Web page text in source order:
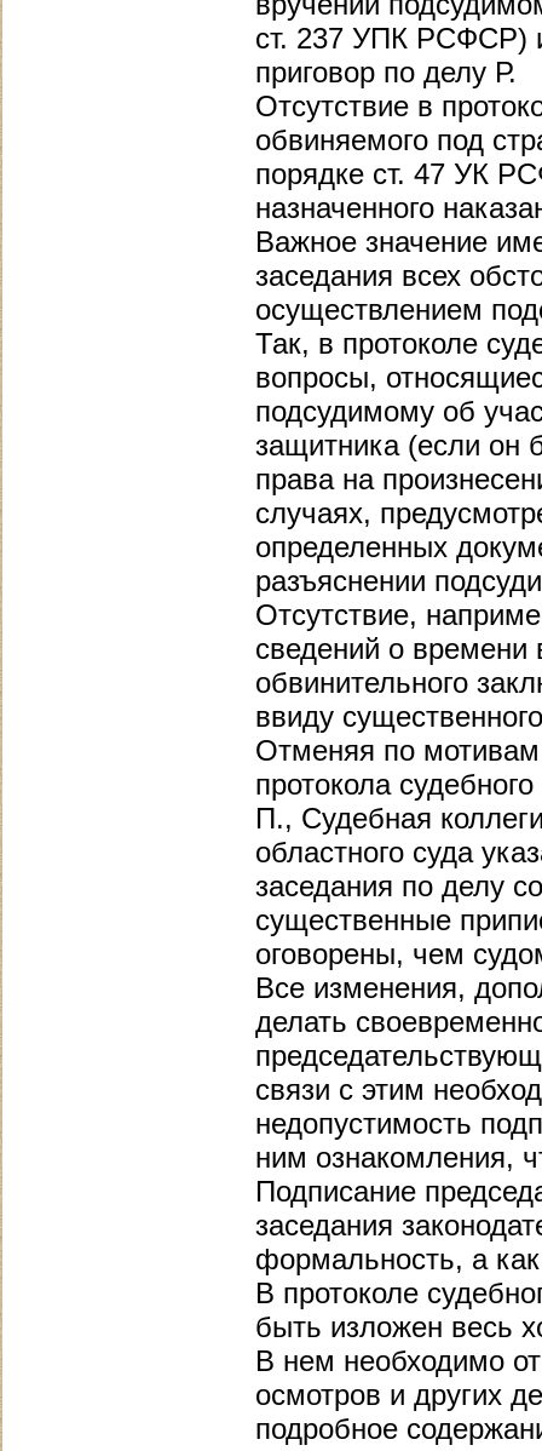
ст. 237 УПК РСФСР)
приговор по делу Р.
Отсутствие в
обвиняемого под
порядке ст. 47 УК
назначенного
Важное значение
заседания всех
осуществлением
Так, в протоколе
вопросы,
подсудимому об
защитника (если он
права на
случаях,
определенных
разъяснении
Отсутствие,
сведений о времени
обвинительного
ввиду
Отменяя по
протокола
П., Судебная
областного суда
заседания по делу
существенные
оговорены, чем
Все изменения,
делать
связи с этим
недопустимость
ним ознакомления,
Подписание
заседания
формальность, а
В протоколе
быть изложен весь
В нем необходимо
осмотров и других
подробное